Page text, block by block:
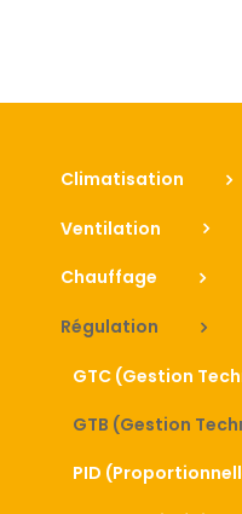
Climatisation
Ventilation
Chauffage
Régulation
GTC (Gestion
GTB (Gestion
PID